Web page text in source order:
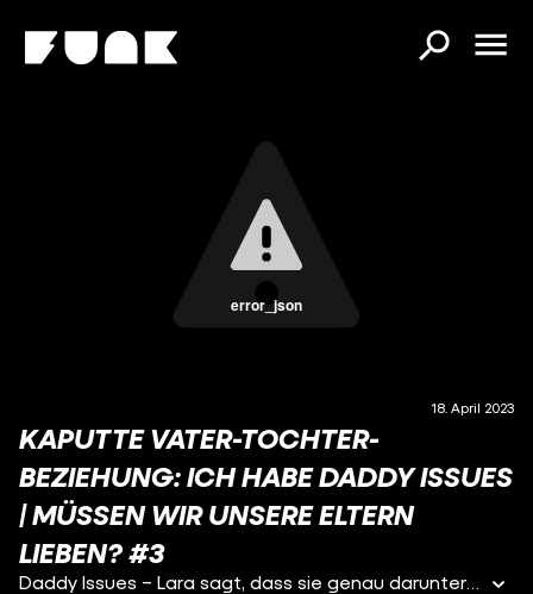
error_json
18. April 2023
KAPUTTE VATER-TOCHTER-
BEZIEHUNG: ICH HABE DADDY ISSUES
| MÜSSEN WIR UNSERE ELTERN
LIEBEN? #3
Daddy Issues – Lara sagt, dass sie genau darunter leidet. Für sie bedeutet das, dass sie zu wenig Aufmerksamkeit und emotionale Nähe von ihrem Papa bekommen hat und ihr “Vaterkomplex” sich zeigt, indem sie sich diese Aufmerksamkeit auf anderem Wege holt. Laras Vater hat nach der Scheidung der Eltern angefangen sich immer mehr von ihr zu distanzieren, wodurch sich ihre Beziehung stark verschlechtert hat. Der Drang nach Aufmerksamkeit, ihre Depressionen und die Suche nach Nähe haben deshalb schnell zugenommen – und damals war Lara erst 14 und die Situation ist komplett eskaliert.